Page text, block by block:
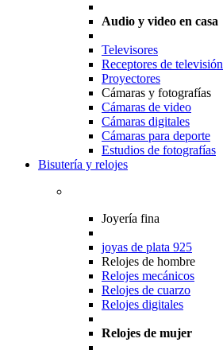
Audio y video en casa
Televisores
Receptores de televisión
Proyectores
Cámaras y fotografías
Cámaras de video
Cámaras digitales
Cámaras para deporte
Estudios de fotografías
Bisutería y relojes
Joyería fina
joyas de plata 925
Relojes de hombre
Relojes mecánicos
Relojes de cuarzo
Relojes digitales
Relojes de mujer